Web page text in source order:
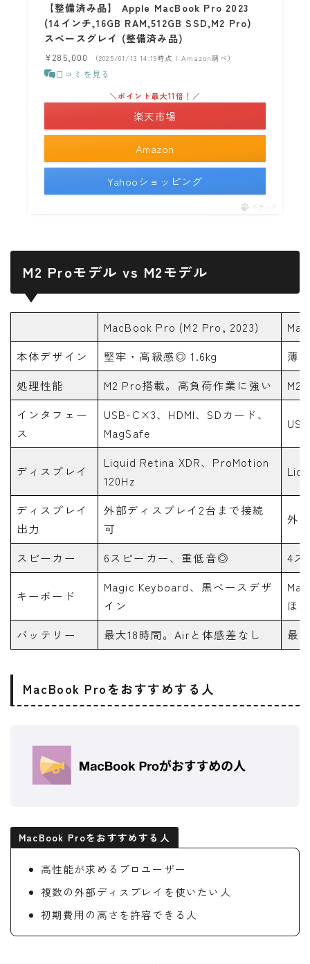
【整備済み品】 Apple MacBook Pro 2023
(14インチ,16GB RAM,512GB SSD,M2 Pro)
スペースグレイ (整備済み品)
¥285,000 （2025/01/13 14:19時点 | Amazon調べ）
口コミを見る
Amazon
＼ポイント最大11倍！／
楽天市場
Yahooショッピング
ポチップ
M2 Proモデル vs M2モデル
MacBook Pro (M2 Pro, 2023)
本体デザイン
堅牢・高級感◎ 1.6kg
薄
処理性能
M2 Pro搭載。高負荷作業に強い
M2
インタフェー
ス
USB-C×3、HDMI、SDカード、
MagSafe
ディスプレイ
Liquid Retina XDR、ProMotion
120Hz
ディスプレイ
出力
外部ディスプレイ2台まで接続
可
外
スピーカー 6スピーカー、重低音◎ 4ス
キーボード
Magic Keyboard、黒ベースデザ
イン
ほ
バッテリー
最大18時間。Airと体感差なし 最
MacBook Proをおすすめする人
MacBook Proをおすすめする人
高性能が求めるプロユーザー
複数の外部ディスプレイを使いたい人
初期費用の高さを許容できる人